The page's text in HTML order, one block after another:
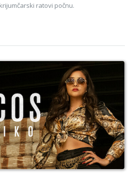
ratovi počnu.